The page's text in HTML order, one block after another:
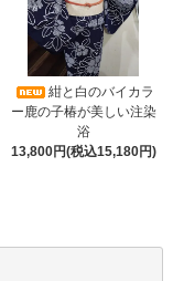
紺と白のバイカラ
ー鹿の子椿が美しい注染
浴
13,800円(税込15,180円)